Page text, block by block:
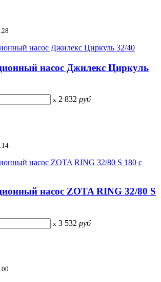
насос Джилекс Циркуль
x 2 832 руб
насос ZOTA RING 32/80 S
x 3 532 руб